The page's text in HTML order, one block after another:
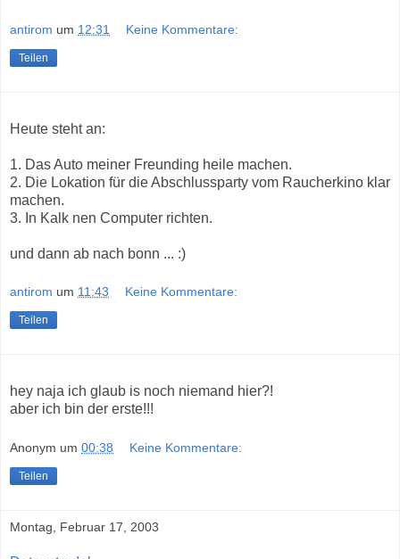
antirom um 12:31 Keine Kommentare:
Teilen
Heute steht an:
1. Das Auto meiner Freunding heile machen.
2. Die Lokation für die Abschlussparty vom Raucherkino klar
machen.
3. In Kalk nen Computer richten.
und dann ab nach bonn ... :)
antirom um 11:43 Keine Kommentare:
Teilen
hey naja ich glaub is noch niemand hier?!
aber ich bin der erste!!!
Anonym um 00:38 Keine Kommentare:
Teilen
Montag, Februar 17, 2003